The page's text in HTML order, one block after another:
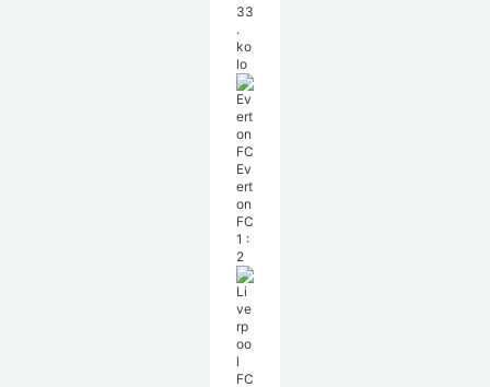
33
.
ko
lo
Ev
ert
on
FC
1 :
2